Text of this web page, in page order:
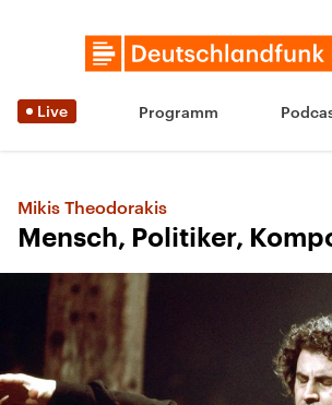
Live Programm
Mikis Theodorakis
Mensch, Politiker,